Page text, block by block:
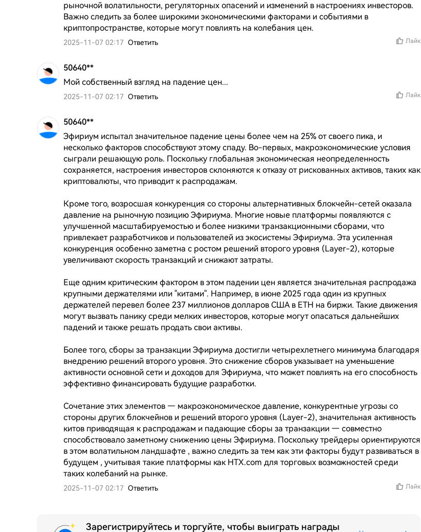
рыночной волатильности, регуляторных опасений и изменений в настроениях инвесторов.
Важно следить за более широкими экономическими факторами и событиями в
криптопространстве, которые могут повлиять на колебания цен.
2025-11-07 02:17 Ответить Лайк
50640**
Мой собственный взгляд на падение цен...
2025-11-07 02:17 Ответить Лайк
50640**
Эфириум испытал значительное падение цены более чем на 25% от своего пика, и
несколько факторов способствуют этому спаду. Во-первых, макроэкономические условия
сыграли решающую роль. Поскольку глобальная экономическая неопределенность
сохраняется, настроения инвесторов склоняются к отказу от рискованных активов, таких как
криптовалюты, что приводит к распродажам.
Кроме того, возросшая конкуренция со стороны альтернативных блокчейн-сетей оказала
давление на рыночную позицию Эфириума. Многие новые платформы появляются с
улучшенной масштабируемостью и более низкими транзакционными сборами, что
привлекает разработчиков и пользователей из экосистемы Эфириума. Эта усиленная
конкуренция особенно заметна с ростом решений второго уровня (Layer-2), которые
увеличивают скорость транзакций и снижают затраты.
Еще одним критическим фактором в этом падении цен является значительная распродажа
крупными держателями или "китами". Например, в июне 2025 года один из крупных
держателей перевел более 237 миллионов долларов США в ETH на биржи. Такие движения
могут вызвать панику среди мелких инвесторов, которые могут опасаться дальнейших
падений и также решать продать свои активы.
Более того, сборы за транзакции Эфириума достигли четырехлетнего минимума благодаря
внедрению решений второго уровня. Это снижение сборов указывает на уменьшение
активности основной сети и доходов для Эфириума, что может повлиять на его способность
эффективно финансировать будущие разработки.
Сочетание этих элементов — макроэкономическое давление, конкурентные угрозы со
стороны других блокчейнов и решений второго уровня (Layer-2), значительная активность
китов приводящая к распродажам и падающие сборы за транзакции — совместно
способствовало заметному снижению цены Эфириума. Поскольку трейдеры ориентируются
в этом волатильном ландшафтe , важно следить за тем как эти факторы будут развиваться в
будущем , учитывая такие платформы как HTX.com для торговых возможностей среди
таких колебаний на рынке.
2025-11-07 02:17 Ответить Лайк
Зарегистрируйтесь и торгуйте, чтобы выиграть награды